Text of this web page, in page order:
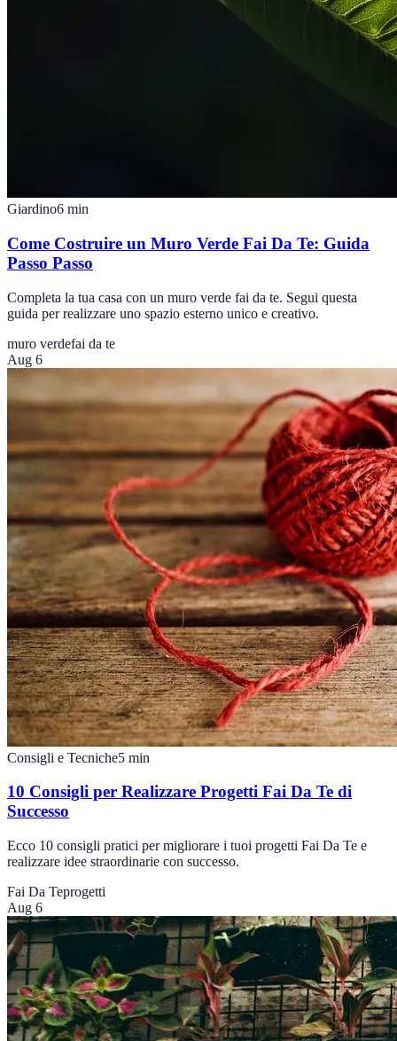
Giardino6 min
Come Costruire un Muro Verde Fai Da Te: Guida
Passo Passo
Completa la tua casa con un muro verde fai da te. Segui questa
guida per realizzare uno spazio esterno unico e creativo.
muro verdefai da te
Aug 6
Consigli e Tecniche5 min
10 Consigli per Realizzare Progetti Fai Da Te di
Successo
Ecco 10 consigli pratici per migliorare i tuoi progetti Fai Da Te e
realizzare idee straordinarie con successo.
Fai Da Teprogetti
Aug 6